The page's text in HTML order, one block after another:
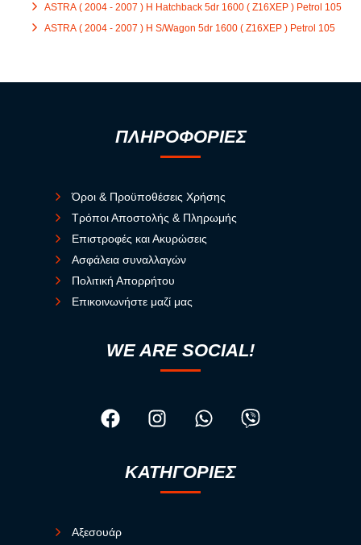
ASTRA ( 2004 - 2007 ) H Hatchback 5dr 1600 ( Z16XEP ) Petrol 105
ASTRA ( 2004 - 2007 ) H S/Wagon 5dr 1600 ( Z16XEP ) Petrol 105
ΠΛΗΡΟΦΟΡΙΕΣ
Όροι & Προϋποθέσεις Χρήσης
Τρόποι Αποστολής & Πληρωμής
Επιστροφές και Ακυρώσεις
Ασφάλεια συναλλαγών
Πολιτική Απορρήτου
Επικοινωνήστε μαζί μας
WE ARE SOCIAL!
ΚΑΤΗΓΟΡΙΕΣ
Αξεσουάρ